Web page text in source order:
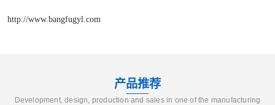
http://www.bangfugyl.com
产品推荐
Development, design, production and sales in one of the manufacturing